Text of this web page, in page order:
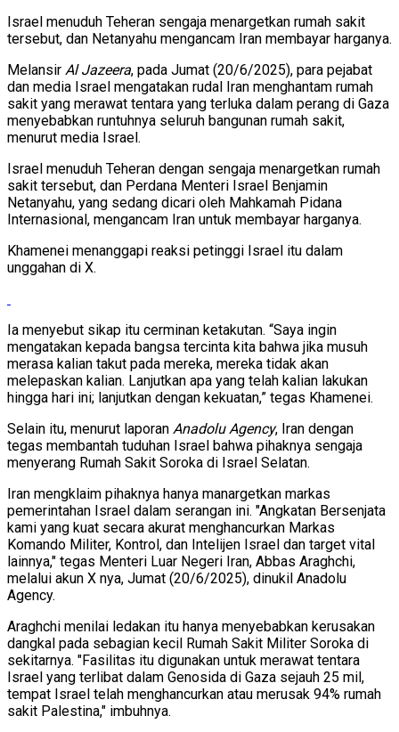
Israel menuduh Teheran sengaja menargetkan rumah sakit
tersebut, dan Netanyahu mengancam Iran membayar harganya.
Melansir Al Jazeera, pada Jumat (20/6/2025), para pejabat
dan media Israel mengatakan rudal Iran menghantam rumah
sakit yang merawat tentara yang terluka dalam perang di Gaza
menyebabkan runtuhnya seluruh bangunan rumah sakit,
menurut media Israel.
Israel menuduh Teheran dengan sengaja menargetkan rumah
sakit tersebut, dan Perdana Menteri Israel Benjamin
Netanyahu, yang sedang dicari oleh Mahkamah Pidana
Internasional, mengancam Iran untuk membayar harganya.
Khamenei menanggapi reaksi petinggi Israel itu dalam
unggahan di X.
Ia menyebut sikap itu cerminan ketakutan. “Saya ingin
mengatakan kepada bangsa tercinta kita bahwa jika musuh
merasa kalian takut pada mereka, mereka tidak akan
melepaskan kalian. Lanjutkan apa yang telah kalian lakukan
hingga hari ini; lanjutkan dengan kekuatan,” tegas Khamenei.
Selain itu, menurut laporan Anadolu Agency, Iran dengan
tegas membantah tuduhan Israel bahwa pihaknya sengaja
menyerang Rumah Sakit Soroka di Israel Selatan.
Iran mengklaim pihaknya hanya manargetkan markas
pemerintahan Israel dalam serangan ini. "Angkatan Bersenjata
kami yang kuat secara akurat menghancurkan Markas
Komando Militer, Kontrol, dan Intelijen Israel dan target vital
lainnya," tegas Menteri Luar Negeri Iran, Abbas Araghchi,
melalui akun X nya, Jumat (20/6/2025), dinukil Anadolu
Agency.
Araghchi menilai ledakan itu hanya menyebabkan kerusakan
dangkal pada sebagian kecil Rumah Sakit Militer Soroka di
sekitarnya. "Fasilitas itu digunakan untuk merawat tentara
Israel yang terlibat dalam Genosida di Gaza sejauh 25 mil,
tempat Israel telah menghancurkan atau merusak 94% rumah
sakit Palestina," imbuhnya.